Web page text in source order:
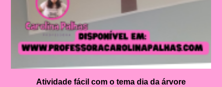
Atividade fácil com o tema dia da árvore